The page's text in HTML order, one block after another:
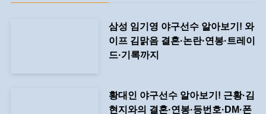
삼성 임기영 야구선수 알아보기! 와
이프 김맑음 결혼·논란·연봉·트레이
드·기록까지
황대인 야구선수 알아보기! 근황·김
현지와의 결혼·연봉·등번호·DM·폰